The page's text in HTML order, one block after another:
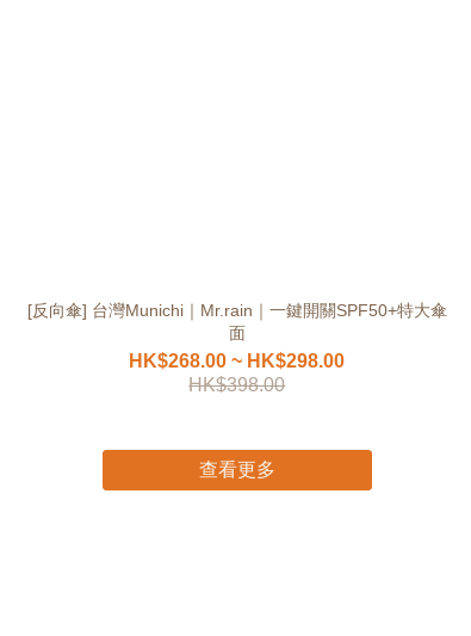
[反向傘] 台灣Munichi｜Mr.rain｜一鍵開關SPF50+特大傘
面
HK$268.00 ~ HK$298.00
HK$398.00
查看更多